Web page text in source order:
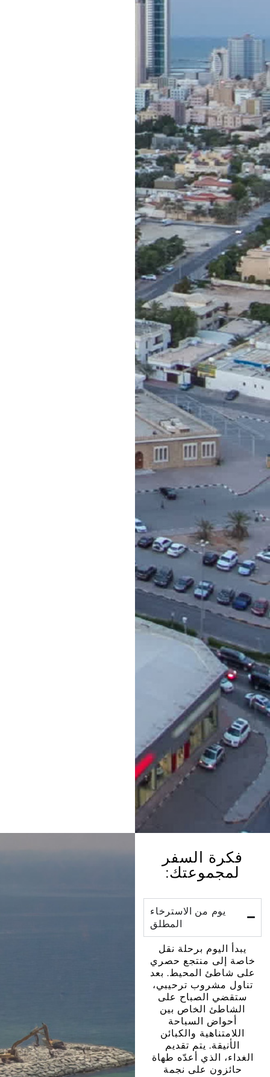
السفر
من الاسترخاء
برحلة نقل
منتجع حصري
المحيط. بعد
ترحيبي،
على
الخاص بين
السباحة
والكبائن
يتم تقديم
أعدّه طهاة
على نجمة